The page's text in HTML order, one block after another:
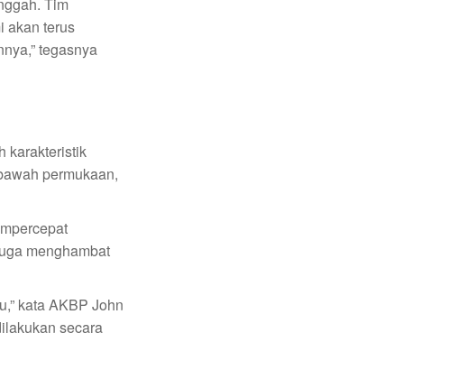
Tim
akan terus
tegasnya
karakteristik
permukaan,
menghambat
kata AKBP John
secara